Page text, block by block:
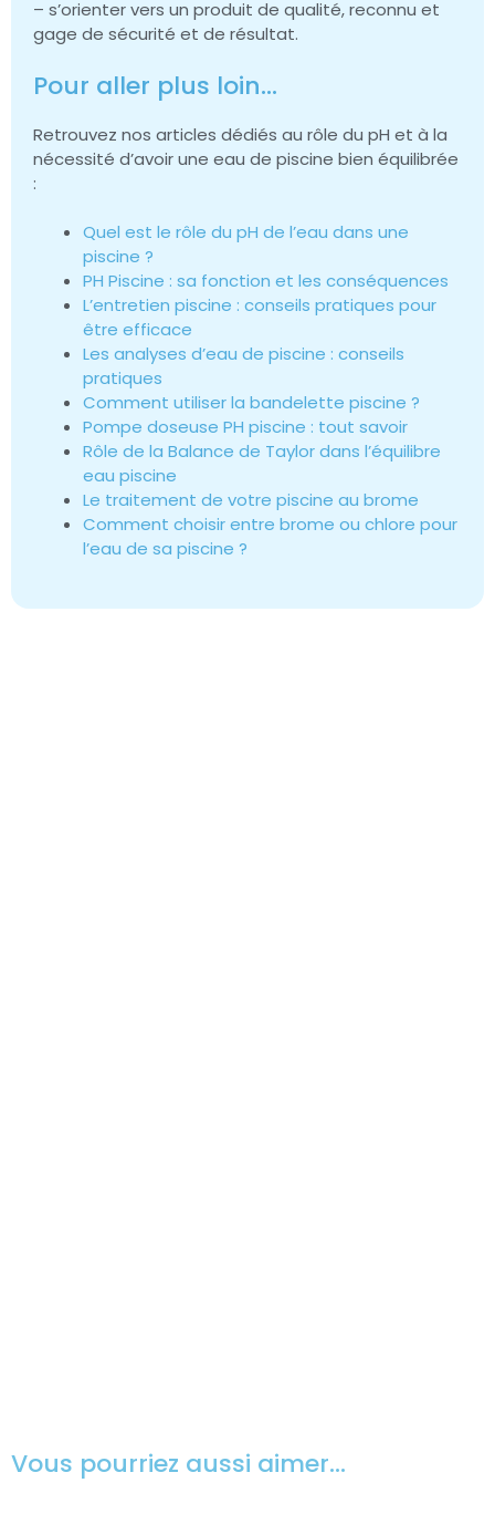
– s’orienter vers un produit de qualité, reconnu et
gage de sécurité et de résultat.
Pour aller plus loin…
Retrouvez nos articles dédiés au rôle du pH et à la
nécessité d’avoir une eau de piscine bien équilibrée
:
Quel est le rôle du pH de l’eau dans une
piscine ?
PH Piscine : sa fonction et les conséquences
L’entretien piscine : conseils pratiques pour
être efficace
Les analyses d’eau de piscine : conseils
pratiques
Comment utiliser la bandelette piscine ?
Pompe doseuse PH piscine : tout savoir
Rôle de la Balance de Taylor dans l’équilibre
eau piscine
Le traitement de votre piscine au brome
Comment choisir entre brome ou chlore pour
l’eau de sa piscine ?
Vous pourriez aussi aimer…